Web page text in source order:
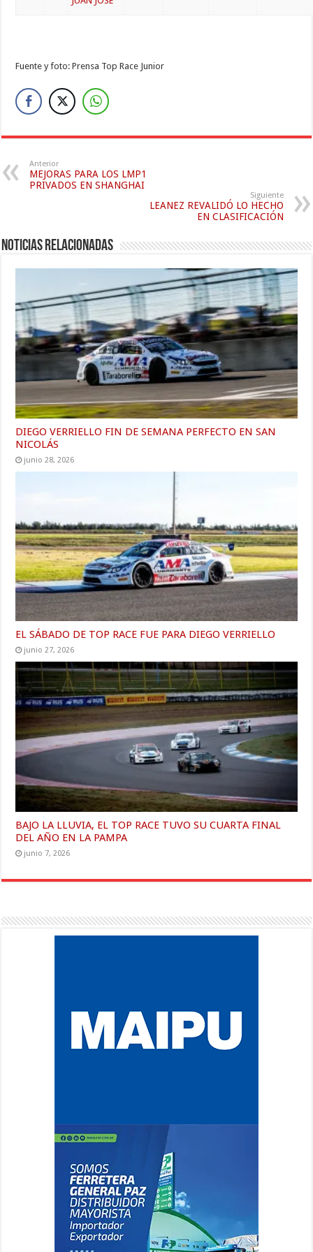
Fuente y foto: Prensa Top Race Junior
Anterior
MEJORAS PARA LOS LMP1
PRIVADOS EN SHANGHAI
Siguiente
LEANEZ REVALIDÓ LO HECHO
EN CLASIFICACIÓN
Noticias relacionadas
DIEGO VERRIELLO FIN DE SEMANA PERFECTO EN SAN
NICOLÁS
junio 28, 2026
EL SÁBADO DE TOP RACE FUE PARA DIEGO VERRIELLO
junio 27, 2026
BAJO LA LLUVIA, EL TOP RACE TUVO SU CUARTA FINAL
DEL AÑO EN LA PAMPA
junio 7, 2026